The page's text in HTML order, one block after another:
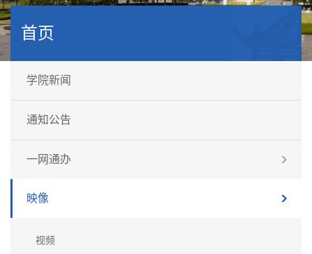
首页
学院新闻
通知公告
一网通办
映像
视频